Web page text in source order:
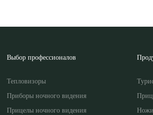
Выбор профессионалов
Тепловизоры
Приборы ночного видения
Прицелы ночного видения
Ножи